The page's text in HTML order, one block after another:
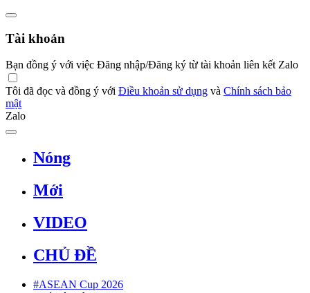
Tài khoản
Bạn đồng ý với việc Đăng nhập/Đăng ký từ tài khoản liên kết Zalo
Tôi đã đọc và đồng ý với Điều khoản sử dụng và Chính sách bảo
mật
Zalo
Nóng
Mới
VIDEO
CHỦ ĐỀ
#ASEAN Cup 2026